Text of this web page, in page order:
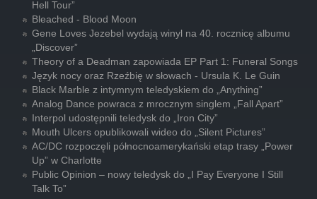
Hell Tour”
Bleached - Blood Moon
Gene Loves Jezebel wydają winyl na 40. rocznicę albumu
„Discover”
Theory of a Deadman zapowiada EP Part 1: Funeral Songs
Język nocy oraz Rzeźbię w słowach - Ursula K. Le Guin
Black Marble z intymnym teledyskiem do „Anything”
Analog Dance powraca z mrocznym singlem „Fall Apart”
Interpol udostępnili teledysk do „Iron City”
Mouth Ulcers opublikowali wideo do „Silent Pictures”
AC/DC rozpoczęli północnoamerykański etap trasy „Power
Up” w Charlotte
Public Opinion – nowy teledysk do „I Pay Everyone I Still
Talk To”